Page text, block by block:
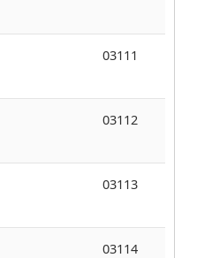
03111
03112
03113
03114